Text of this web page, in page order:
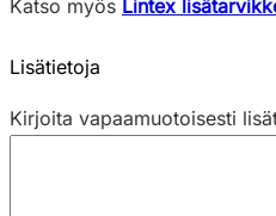
Katso myös Lintex
Lisätietoja
Kirjoita vapaamuotoisesti